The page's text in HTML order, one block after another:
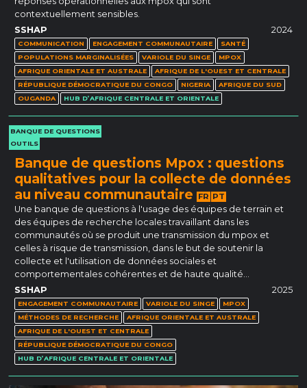
contextuellement sensibles.
SSHAP
2024
COMMUNICATION ENGAGEMENT COMMUNAUTAIRE
SANTÉ
POPULATIONS MARGINALISÉES
VARIOLE DU SINGE
MPOX
AFRIQUE ORIENTALE ET AUSTRALE
AFRIQUE DE L'OUEST ET CENTRALE
RÉPUBLIQUE DÉMOCRATIQUE DU CONGO
NIGERIA
AFRIQUE DU SUD
OUGANDA
HUB D’AFRIQUE CENTRALE ET ORIENTALE
BANQUE DE QUESTIONS
OUTILS
Banque de questions Mpox : questions
qualitatives pour la collecte de données
au niveau communautaire
FR PT
Une banque de questions à l'usage des équipes de terrain et
des équipes de recherche locales travaillant dans les
communautés où se produit une transmission du mpox et
celles à risque de transmission, dans le but de soutenir la
collecte et l'utilisation de données sociales et
comportementales cohérentes et de haute qualité…
SSHAP
2025
ENGAGEMENT COMMUNAUTAIRE VARIOLE DU SINGE
MPOX
MÉTHODES DE RECHERCHE
AFRIQUE ORIENTALE ET AUSTRALE
AFRIQUE DE L'OUEST ET CENTRALE
RÉPUBLIQUE DÉMOCRATIQUE DU CONGO
HUB D’AFRIQUE CENTRALE ET ORIENTALE